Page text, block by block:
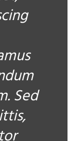
Sed